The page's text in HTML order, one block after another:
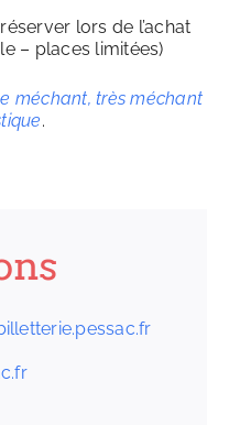
lors de l’achat
– places limitées)
méchant, très méchant
.